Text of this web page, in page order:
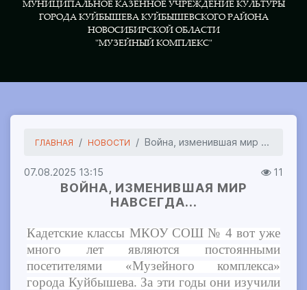
ГЛАВНАЯ НОВОСТИ Война, изменившая мир ...
07.08.2025 13:15 11
ВОЙНА, ИЗМЕНИВШАЯ МИР
НАВСЕГДА...
Кадетские классы МКОУ СОШ № 4 вот уже
много лет являются постоянными
посетителями «Музейного комплекса»
города Куйбышева. За эти годы они изучили